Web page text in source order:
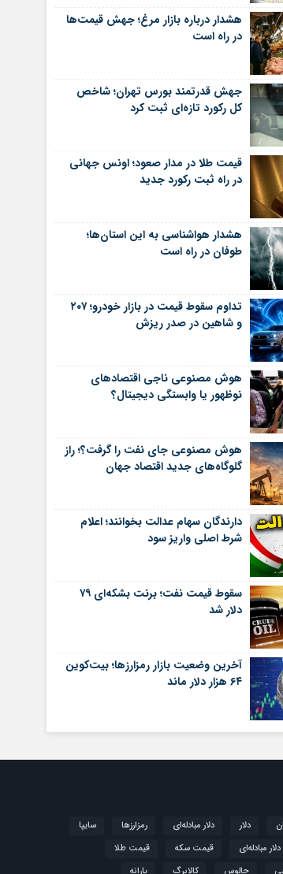
هشدار درباره بازار مرغ؛ جهش قیمت‌ها
در راه است
جهش قدرتمند بورس تهران؛ شاخص
کل رکورد تازه‌ای ثبت کرد
قیمت طلا در مدار صعود؛ اونس جهانی
در راه ثبت رکورد جدید
هشدار هواشناسی به این استان‌ها؛
طوفان در راه است
تداوم سقوط قیمت در بازار خودرو؛ ۲۰۷
و شاهین در صدر ریزش
هوش مصنوعی ناجی اقتصادهای
نوظهور یا وابستگی دیجیتال؟
هوش مصنوعی جای نفت را گرفت؟؛ راز
گلوگاه‌های جدید اقتصاد جهان
دارندگان سهام عدالت بخوانند؛ اعلام
شرط اصلی واریز سود
سقوط قیمت نفت؛ برنت بشکه‌ای ۷۹
دلار شد
آخرین وضعیت بازار رمزارزها؛ بیت‌کوین
۶۴ هزار دلار ماند
دلار دلار مبادله‌ای رمزارزها
سایپا
مبادله‌ای قیمت سکه
قیمت طلا
چالوس کالابرگ یارانه